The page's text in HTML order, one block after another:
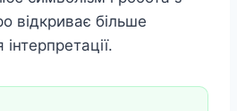
відкриває більше